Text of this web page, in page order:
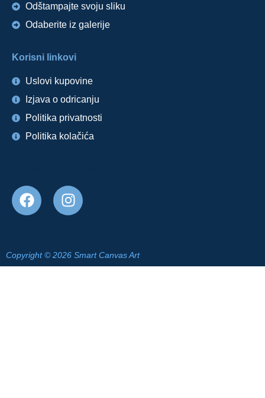
Odštampajte svoju sliku
Odaberite iz galerije
Korisni linkovi
Uslovi kupovine
Izjava o odricanju
Politika privatnosti
Politika kolačića
Copyright © 2026 Smart Canvas Art